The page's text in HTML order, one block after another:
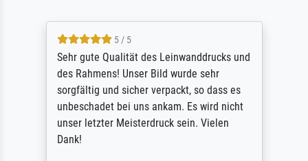
5 / 5
Sehr gute Qualität des Leinwanddrucks und
des Rahmens! Unser Bild wurde sehr
sorgfältig und sicher verpackt, so dass es
unbeschadet bei uns ankam. Es wird nicht
unser letzter Meisterdruck sein. Vielen
Dank!